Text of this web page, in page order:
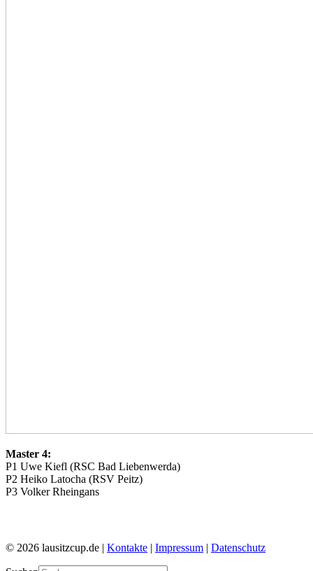
Master 4:
P1 Uwe Kiefl (RSC Bad Liebenwerda)
P2 Heiko Latocha (RSV Peitz)
P3 Volker Rheingans
© 2026 lausitzcup.de | Kontakte | Impressum | Datenschutz